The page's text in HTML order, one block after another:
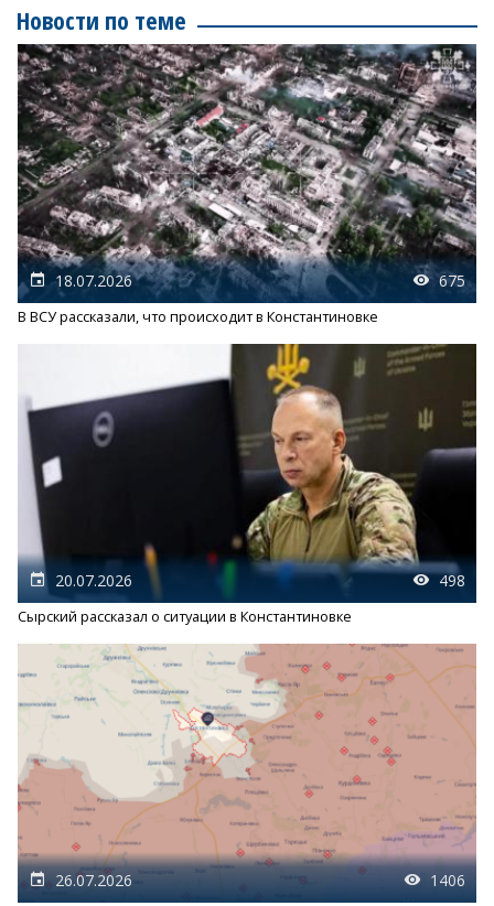
Новости по теме
18.07.2026 675
В ВСУ рассказали, что происходит в Константиновке
20.07.2026 498
Сырский рассказал о ситуации в Константиновке
26.07.2026 1406